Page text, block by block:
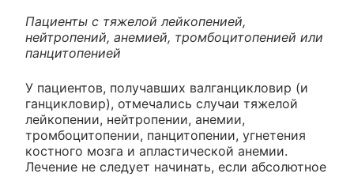
Пациенты с тяжелой лейкопенией,
нейтропений, анемией, тромбоцитопенией или
панцитопенией
У пациентов, получавших валганцикловир (и
ганцикловир), отмечались случаи тяжелой
лейкопении, нейтропении, анемии,
тромбоцитопении, панцитопении, угнетения
костного мозга и апластической анемии.
Лечение не следует начинать, если абсолютное